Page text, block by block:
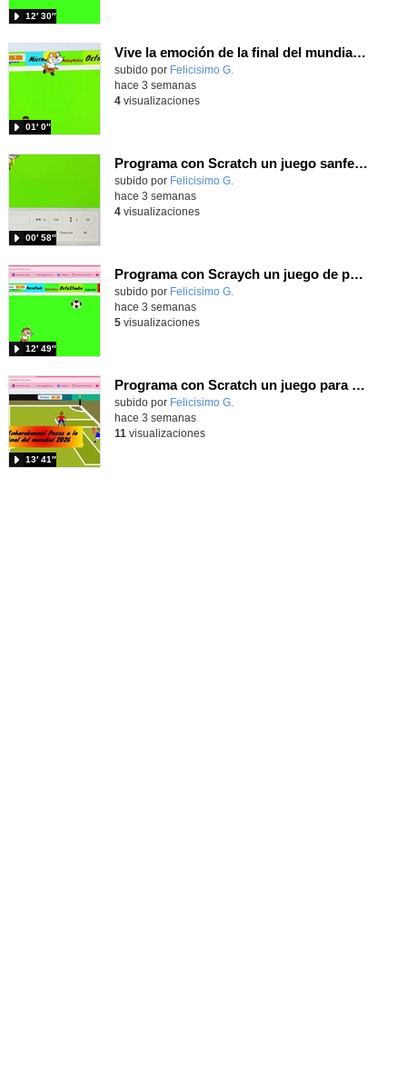
12′ 30″
Vive la emoción de la final del mundial 2026, programando con Scratch un juego de toques.
Contenido educativo.
subido por Felicisimo G.
01′ 0″
hace 3 semanas
4visualizaciones
Programa con Scratch un juego sanferminero con Mikel Merino evitando toros y dando toques al balón.
Contenido educativo.
subido por Felicisimo G.
00′ 58″
hace 3 semanas
4visualizaciones
Programa con Scraych un juego de persecuciones sanfermineras y añade dificultad conduciendo un balón.
Contenido educativo.
subido por Felicisimo G.
12′ 49″
hace 3 semanas
5visualizaciones
Programa con Scratch un juego para vivir la emoción de los centros desde la banda de España
Contenido educativo.
subido por Felicisimo G.
13′ 41″
hace 3 semanas
11 visualizaciones